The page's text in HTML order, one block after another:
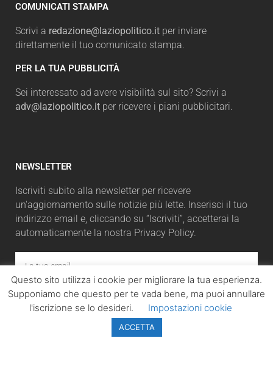
COMUNICATI STAMPA
Scrivi a redazione@laziopolitico.it per inviare
direttamente il tuo comunicato stampa.
PER LA TUA PUBBLICITÀ
Sei interessato ad avere visibilità sul sito? Scrivi a
adv@laziopolitico.it per ricevere i piani pubblicitari.
NEWSLETTER
Iscriviti subito alla newsletter per ricevere
un'aggiornamento sulle notizie più lette. Inserisci il tuo
indirizzo email e, cliccando su “Iscriviti”, accetterai la
automaticamente la nostra Privacy Policy.
ISCRIVITI
Questo sito utilizza i cookie per migliorare la tua esperienza.
Supponiamo che questo per te vada bene, ma puoi annullare
l'iscrizione se lo desideri.
Impostazioni cookie
ACCETTA